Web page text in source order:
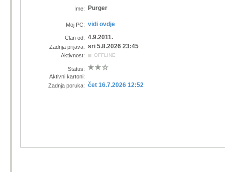
Ime: Purger
Moj PC: vidi ovdje
Clan od: 4.9.2011.
Zadnja prijava: sri 5.8.2026 23:45
Aktivnost: OFFLINE
Status:
Aktivni kartoni:
Zadnja poruka: čet 16.7.2026 12:52